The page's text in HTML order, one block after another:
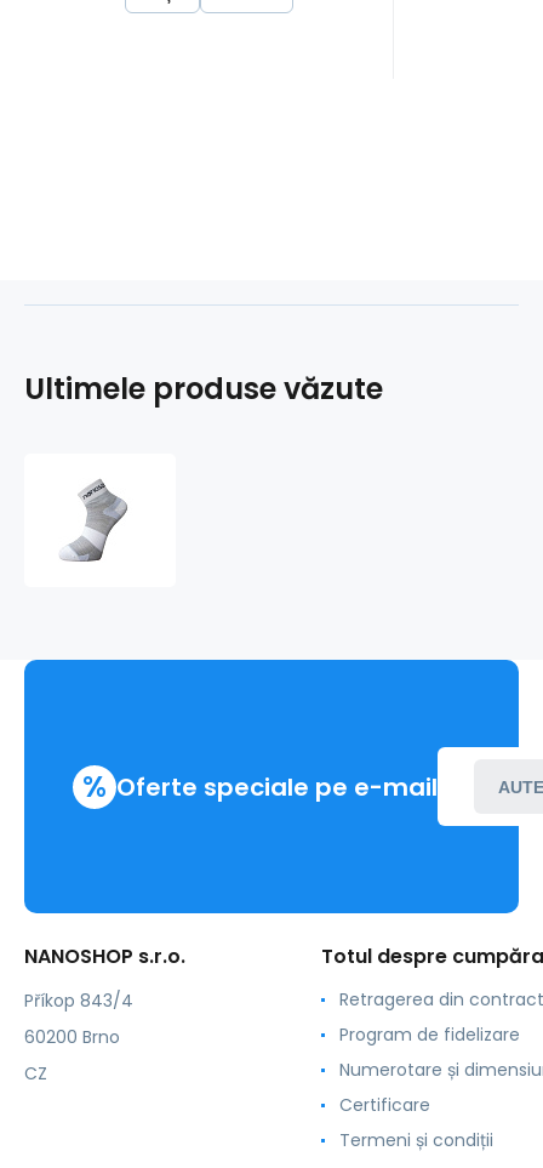
Ultimele produse văzute
% Oferte speciale pe e-mail
NANOSHOP s.r.o.
Příkop 843/4
60200 Brno
CZ
Totul despre
Retragerea din contract
Program de fidelizare
Numerotare și
Certificare
Termeni și condiții